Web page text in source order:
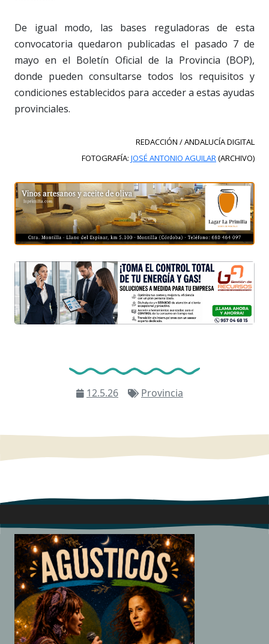
De igual modo, las bases reguladoras de esta
convocatoria quedaron publicadas el pasado 7 de
mayo en el Boletín Oficial de la Provincia (BOP),
donde pueden consultarse todos los requisitos y
condiciones establecidos para acceder a estas ayudas
provinciales.
REDACCIÓN / ANDALUCÍA DIGITAL
FOTOGRAFÍA: JOSÉ ANTONIO AGUILAR(ARCHIVO)
12.5.26 Provincia